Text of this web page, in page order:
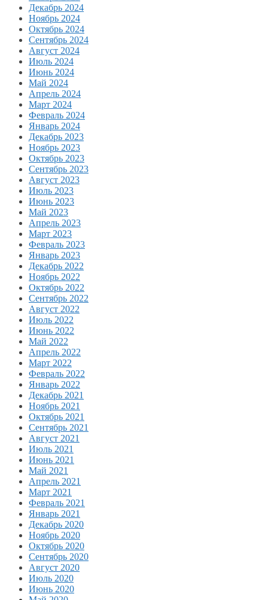
Декабрь 2024
Ноябрь 2024
Октябрь 2024
Сентябрь 2024
Август 2024
Июль 2024
Июнь 2024
Май 2024
Апрель 2024
Март 2024
Февраль 2024
Январь 2024
Декабрь 2023
Ноябрь 2023
Октябрь 2023
Сентябрь 2023
Август 2023
Июль 2023
Июнь 2023
Май 2023
Апрель 2023
Март 2023
Февраль 2023
Январь 2023
Декабрь 2022
Ноябрь 2022
Октябрь 2022
Сентябрь 2022
Август 2022
Июль 2022
Июнь 2022
Май 2022
Апрель 2022
Март 2022
Февраль 2022
Январь 2022
Декабрь 2021
Ноябрь 2021
Октябрь 2021
Сентябрь 2021
Август 2021
Июль 2021
Июнь 2021
Май 2021
Апрель 2021
Март 2021
Февраль 2021
Январь 2021
Декабрь 2020
Ноябрь 2020
Октябрь 2020
Сентябрь 2020
Август 2020
Июль 2020
Июнь 2020